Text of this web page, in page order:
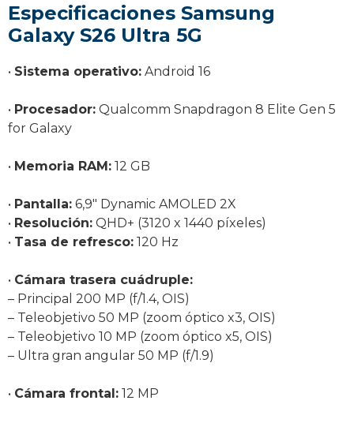
Especificaciones Samsung
Galaxy S26 Ultra 5G
• Sistema operativo: Android 16
• Procesador: Qualcomm Snapdragon 8 Elite Gen 5
for Galaxy
• Memoria RAM: 12 GB
• Pantalla: 6,9″ Dynamic AMOLED 2X
• Resolución: QHD+ (3120 x 1440 píxeles)
• Tasa de refresco: 120 Hz
• Cámara trasera cuádruple:
– Principal 200 MP (f/1.4, OIS)
– Teleobjetivo 50 MP (zoom óptico x3, OIS)
– Teleobjetivo 10 MP (zoom óptico x5, OIS)
– Ultra gran angular 50 MP (f/1.9)
• Cámara frontal: 12 MP